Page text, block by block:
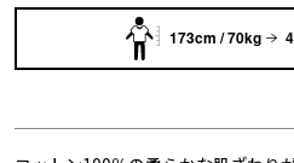
173cm / 70kg